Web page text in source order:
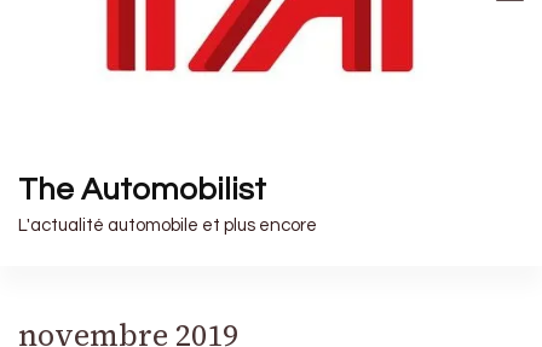
The Automobilist
L'actualité automobile et plus encore
novembre 2019